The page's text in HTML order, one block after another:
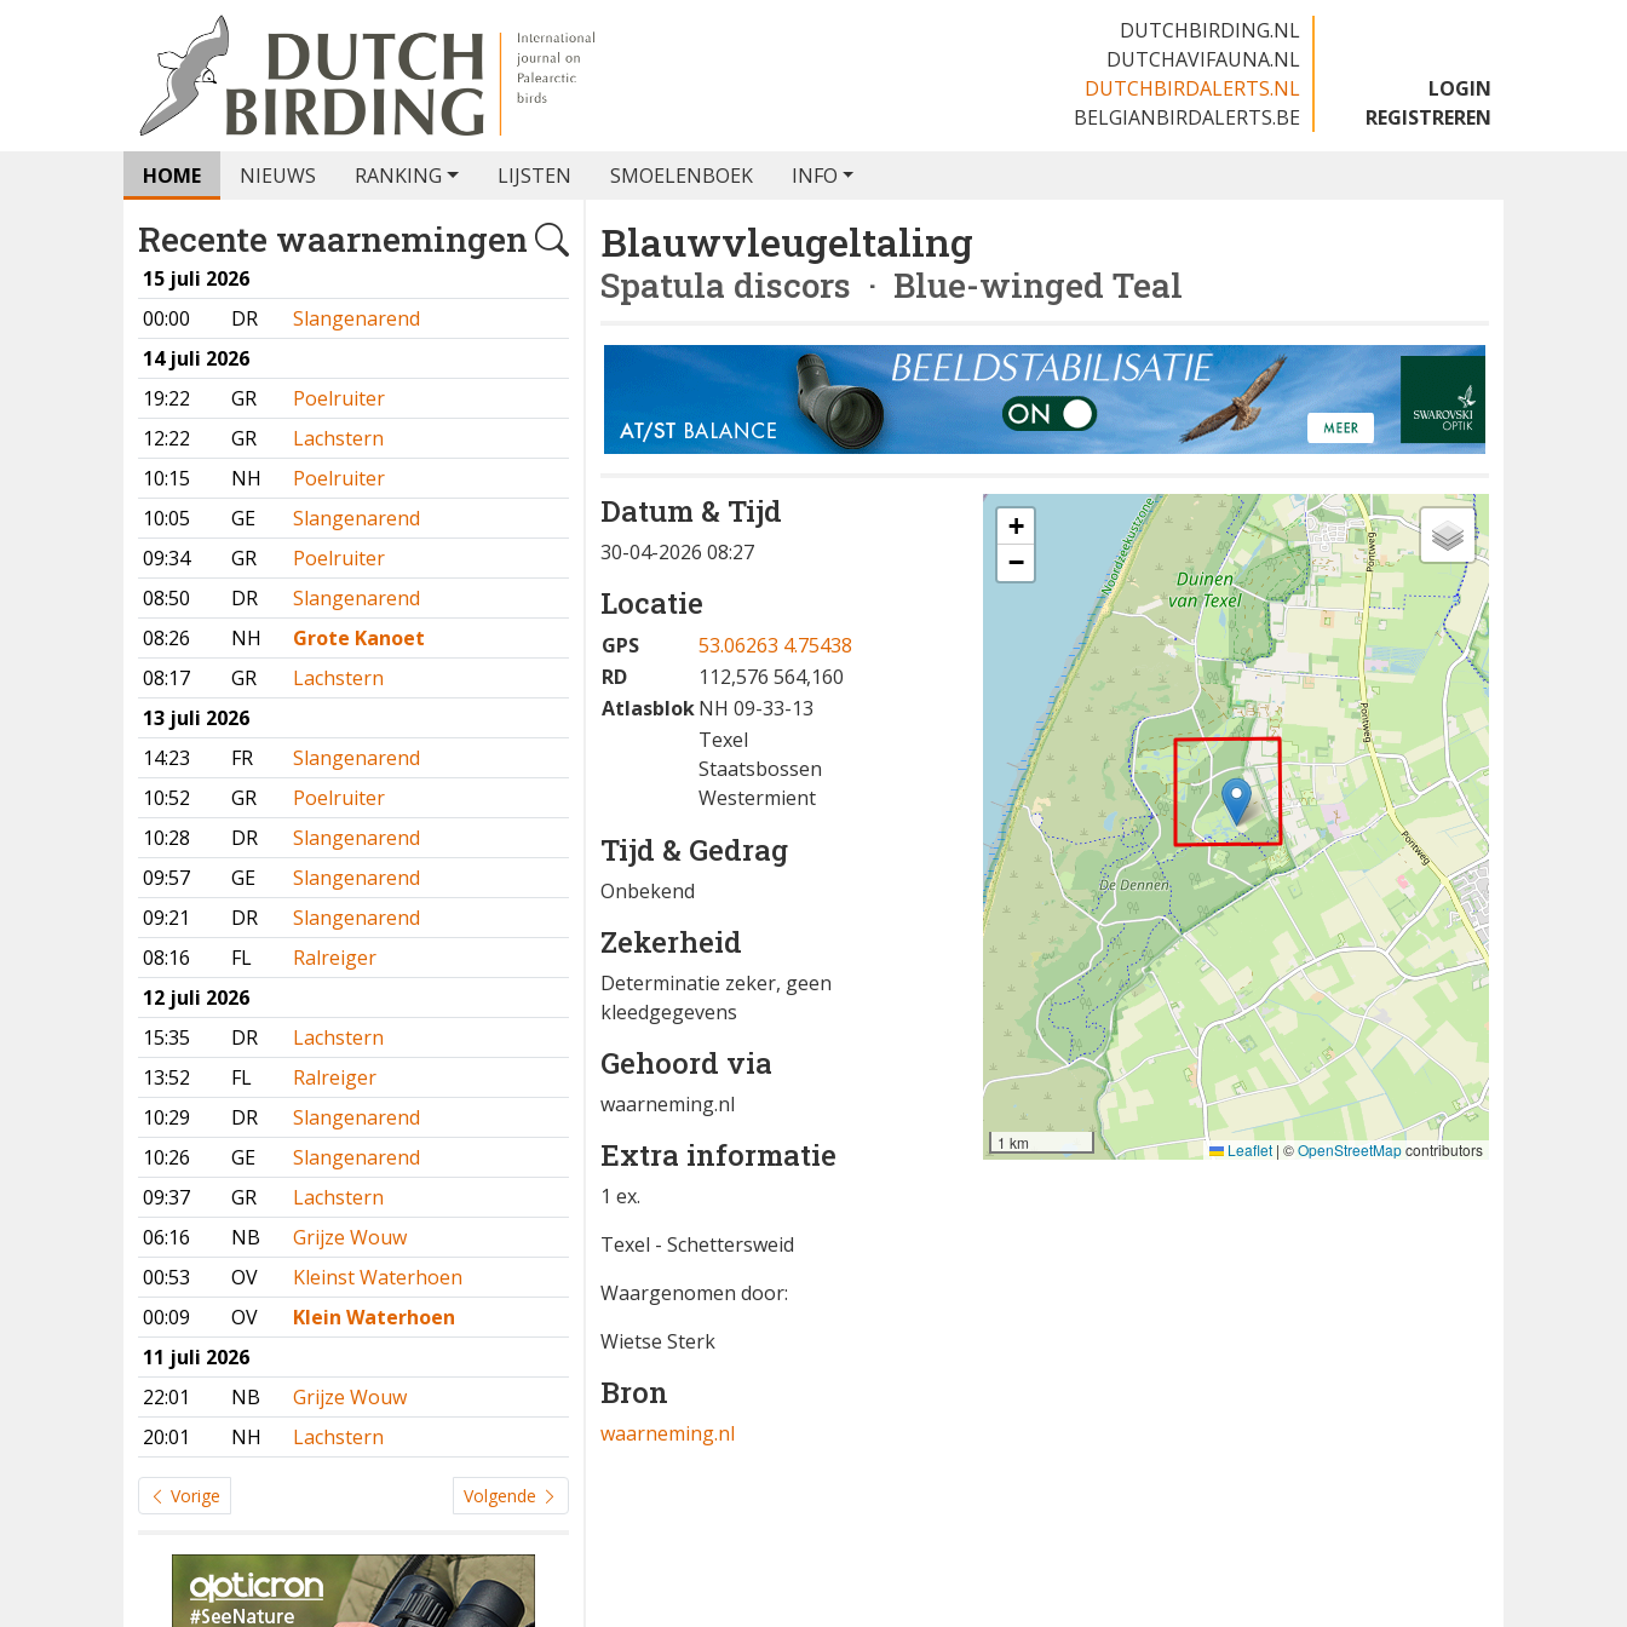
DUTCHBIRDING.NL
DUTCHAVIFAUNA.NL
DUTCHBIRDALERTS.NL
BELGIANBIRDALERTS.BE
LOGIN
REGISTREREN
HOME NIEUWS RANKING LIJSTEN SMOELENBOEK INFO
Recente waarnemingen
15 juli 2026
00:00
DR
Slangenarend
14 juli 2026
19:22
GR
Poelruiter
12:22
GR
Lachstern
10:15
NH
Poelruiter
10:05
GE
Slangenarend
09:34
GR
Poelruiter
08:50
DR
Slangenarend
08:26
NH
Grote Kanoet
08:17
GR
Lachstern
13 juli 2026
14:23
FR
Slangenarend
10:52
GR
Poelruiter
10:28
DR
Slangenarend
09:57
GE
Slangenarend
09:21
DR
Slangenarend
08:16
FL
Ralreiger
12 juli 2026
15:35
DR
Lachstern
13:52
FL
Ralreiger
10:29
DR
Slangenarend
10:26
GE
Slangenarend
09:37
GR
Lachstern
06:16
NB
Grijze Wouw
00:53
OV
Kleinst Waterhoen
00:09
OV
Klein Waterhoen
11 juli 2026
22:01
NB
Grijze Wouw
20:01
NH Lachstern
Vorige Volgende
Blauwvleugeltaling
Spatula discors · Blue-winged Teal
Datum & Tijd
30-04-2026 08:27
Locatie
GPS
53.06263 4.75438
RD
112,576 564,160
AtlasblokNH 09-33-13
Texel
Staatsbossen
Westermient
Tijd & Gedrag
Onbekend
Zekerheid
Determinatie zeker, geen
kleedgegevens
Gehoord via
waarneming.nl
Extra informatie
1 ex.
Texel - Schettersweid
Waargenomen door:
Wietse Sterk
Bron
waarneming.nl
+
−
1 km Leaflet | ©OpenStreetMapcontributors